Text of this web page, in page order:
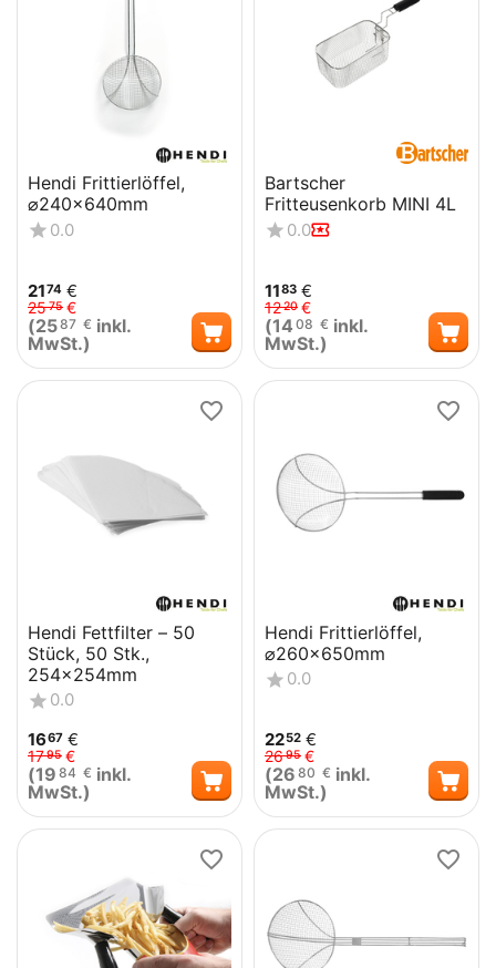
Hendi Frittierlöffel,
⌀240x640mm
0.0
2174 €
2575 €
(2587 € inkl.
MwSt.)
Bartscher
Fritteusenkorb MINI 4L
0.0
1183 €
1220 €
(14 08 € inkl.
MwSt.)
Hendi Fettfilter – 50
Stück, 50 Stk.,
254x254mm
0.0
1667 €
1795 €
(19 84 € inkl.
MwSt.)
Hendi Frittierlöffel,
⌀260x650mm
0.0
2252 €
2695 €
(26 80 € inkl.
MwSt.)